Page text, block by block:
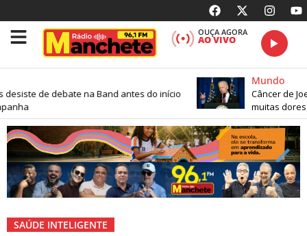
OUÇA AGORA
AO VIVO
de debate na Band antes do início
Mundo
Câncer de
muitas dores
SAÚDE INTELIGENTE